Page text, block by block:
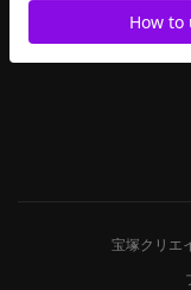
宝塚クリエ